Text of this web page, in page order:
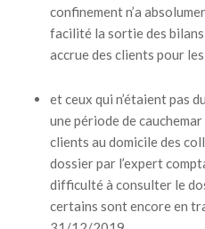
confinement n’a
facilité la sortie des
accrue des clients pour
et ceux qui n’étaient pas
une période de
clients au domicile des
dossier par l’expert
difficulté à consulter le
certains sont encore en